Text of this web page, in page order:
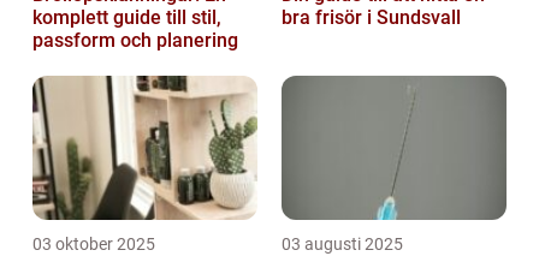
komplett guide till stil,
passform och planering
bra frisör i Sundsvall
03 oktober 2025 03 augusti 2025